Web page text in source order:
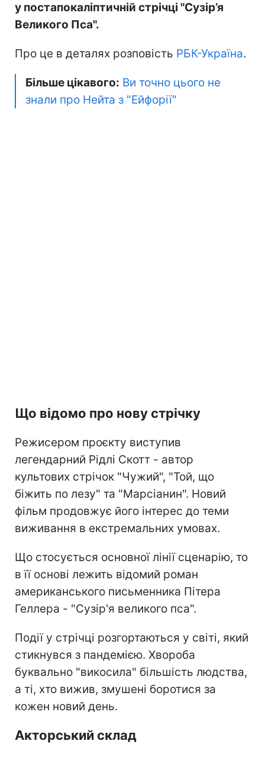
у постапокаліптичній стрічці "Сузір’я
Великого Пса".
Про це в деталях розповість РБК-Україна.
Більше цікавого: Ви точно цього не
знали про Нейта з "Ейфорії"
Що відомо про нову стрічку
Режисером проєкту виступив
легендарний Рідлі Скотт - автор
культових стрічок "Чужий", "Той, що
біжить по лезу" та "Марсіанин". Новий
фільм продовжує його інтерес до теми
виживання в екстремальних умовах.
Що стосується основної лінії сценарію, то
в її основі лежить відомий роман
американського письменника Пітера
Геллера - "Сузір'я великого пса".
Події у стрічці розгортаються у світі, який
стикнувся з пандемією. Хвороба
буквально "викосила" більшість людства,
а ті, хто вижив, змушені боротися за
кожен новий день.
Акторський склад